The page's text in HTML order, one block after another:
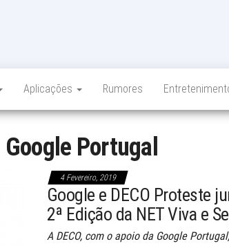
Aplicações Rumores
Google Portugal
4 Fevereiro, 2019
Google e DECO Proteste
2ª Edição da NET Viva e
A DECO, com o apoio da Google